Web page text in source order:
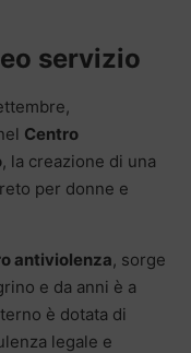
servizio
Centro
, la creazione di una
per donne e
antiviolenza, sorge
e da anni è a
è dotata di
legale e